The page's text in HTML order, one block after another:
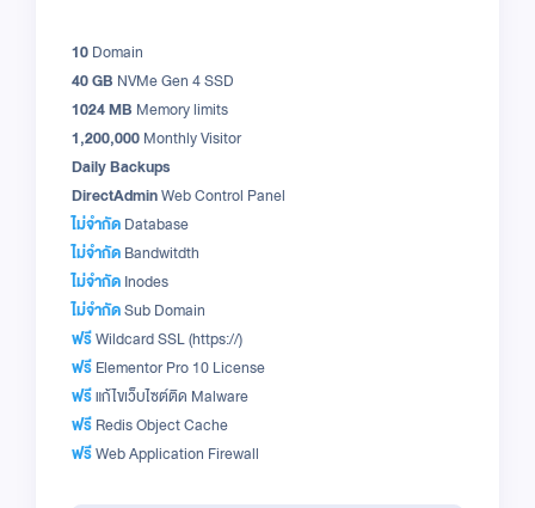
10 Domain
40 GB NVMe Gen 4 SSD
1024 MB Memory limits
1,200,000 Monthly Visitor
Daily Backups
DirectAdminWeb Control Panel
ไม่จำกัด Database
ไม่จำกัด Bandwitdth
ไม่จำกัด Inodes
ไม่จำกัดSub Domain
ฟรีWildcard SSL (https://)
ฟรี Elementor Pro 10 License
ฟรีแก้ไขเว็บไซต์ติด Malware
ฟรี Redis Object Cache
ฟรีWeb Application Firewall